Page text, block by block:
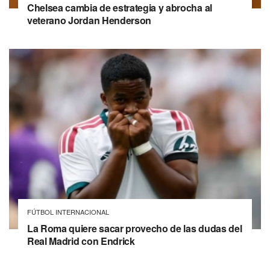
Chelsea cambia de estrategia y abrocha al
veterano Jordan Henderson
FÚTBOL INTERNACIONAL
La Roma quiere sacar provecho de las dudas del
Real Madrid con Endrick